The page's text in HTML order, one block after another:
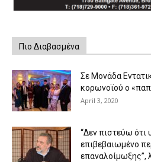
Πιο Διαβασμένα
Σε Μονάδα
κορωνοϊού ο
April 3, 2020
“Δεν πιστεύω ότι
επιβεβαιωμένο
επαναλοίμωξης”,